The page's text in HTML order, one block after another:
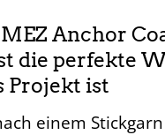
Anchor
die perfekte
Projekt ist
einem